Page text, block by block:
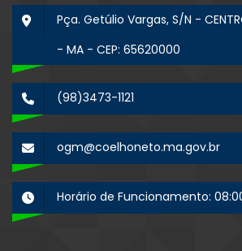
Pça. Getúlio Vargas, S/N -
- MA - CEP: 65620000
(98)3473-1121
ogm@coelhoneto.ma.gov.br
Horário de Funcionamento: